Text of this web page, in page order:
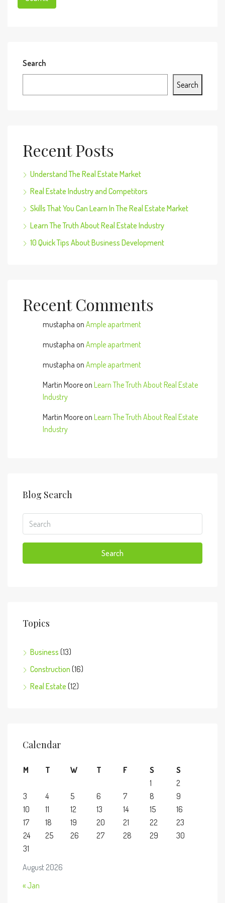
Search
Search
Recent Posts
Understand The Real Estate Market
Real Estate Industry and Competitors
Skills That You Can Learn In The Real Estate Market
Learn The Truth About Real Estate Industry
10 Quick Tips About Business Development
Recent Comments
mustapha on Ample apartment
mustapha on Ample apartment
mustapha on Ample apartment
Martin Mooreon Learn The Truth About Real Estate
Industry
Martin Mooreon Learn The Truth About Real Estate
Industry
Blog Search
Search
Topics
Business (13)
Construction (16)
Real Estate (12)
Calendar
August 2026
M T W T F S
S
1
2
3
4 5 6 7 8
9
10
11 12 13 14 15
16
17
18 19 20 21 22
23
24
25 26 27 28 29
30
31
« Jan